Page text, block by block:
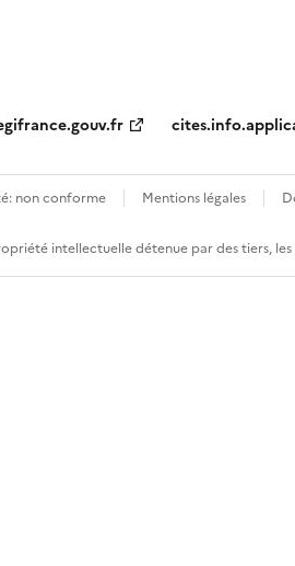
non conforme Mentions légales
intellectuelle détenue par des tiers,